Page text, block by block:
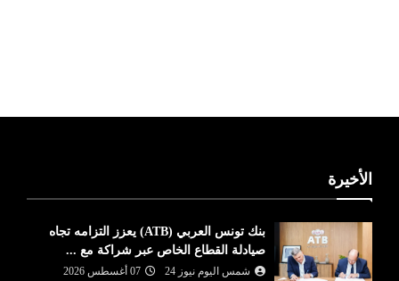
الأخيرة
بنك تونس العربي (ATB) يعزز التزامه تجاه
صيادلة القطاع الخاص عبر شراكة مع ...
شمس اليوم نيوز 24 07 أغسطس 2026